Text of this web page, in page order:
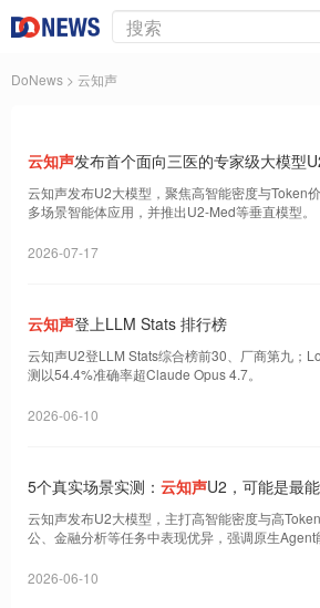
DoNews > 云知声
云知声发布首个面向三医的专家级大模型
云知声发布U2大模型，聚焦高智能密度与Token
多场景智能体应用，并推出U2-Med等垂直模型。
2026-07-17
云知声登上LLM Stats 排行榜
云知声U2登LLM Stats综合榜前30、厂商第九；
测以54.4%准确率超Claude Opus 4.7。
2026-06-10
5个真实场景实测： 云知声U2，可能是最
云知声发布U2大模型，主打高智能密度与高
公、金融分析等任务中表现优异，强调原生Agent
2026-06-10